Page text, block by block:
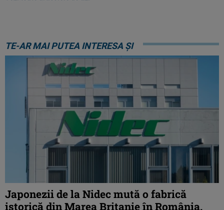
TE-AR MAI PUTEA INTERESA ȘI
Japonezii de la Nidec mută o fabrică
istorică din Marea Britanie în România.